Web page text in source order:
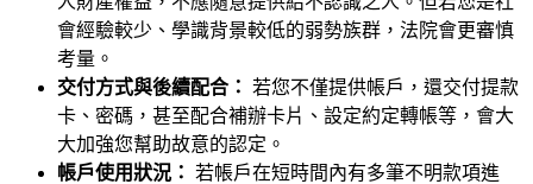
會經驗較少、學識背景較低的弱勢族群，法院會更審慎
考量。
交付方式與後續配合： 若您不僅提供帳戶，還交付提款
卡、密碼，甚至配合補辦卡片、設定約定轉帳等，會大
大加強您幫助故意的認定。
帳戶使用狀況： 若帳戶在短時間內有多筆不明款項進